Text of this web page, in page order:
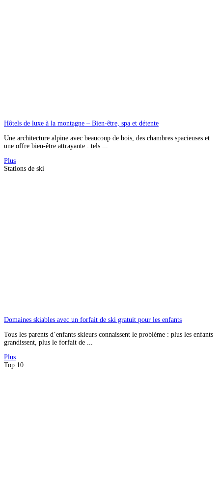
Hôtels de luxe à la montagne – Bien-être, spa et détente
Une architecture alpine avec beaucoup de bois, des chambres spacieuses et
une offre bien-être attrayante : tels ...
Plus
Stations de ski
Domaines skiables avec un forfait de ski gratuit pour les enfants
Tous les parents d’enfants skieurs connaissent le problème : plus les enfants
grandissent, plus le forfait de ...
Plus
Top 10